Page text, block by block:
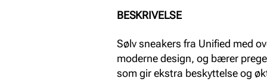
BESKRIVELSE
Sølv sneakers fra Unified med
moderne design, og bærer
som gir ekstra beskyttelse og